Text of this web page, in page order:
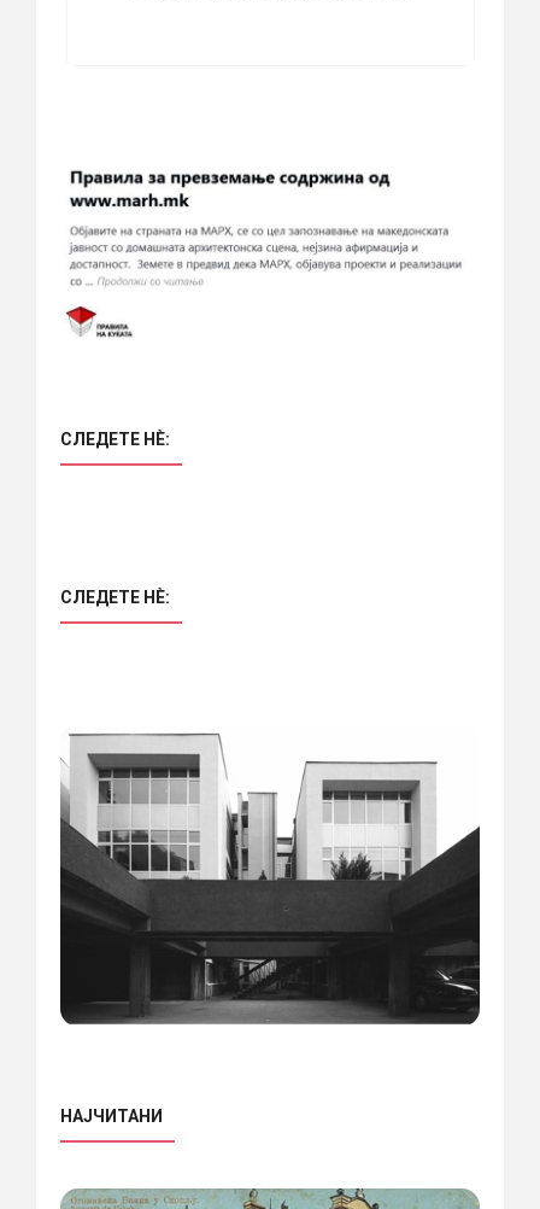
СЛЕДЕТЕ НÈ:
СЛЕДЕТЕ НÈ:
НАЈЧИТАНИ